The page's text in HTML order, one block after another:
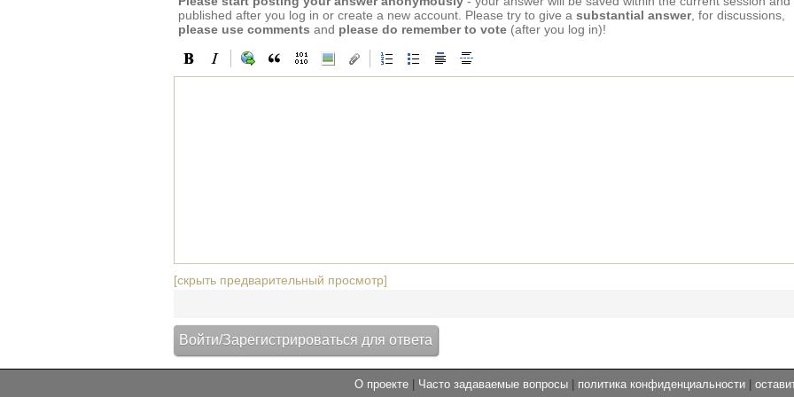
published after you log in or create a new account. Please try to give a substantial answer, for discussions,
please use comments and please do remember to vote (after you log in)!
[скрыть предварительный просмотр]
О проекте Часто задаваемые вопросы политика конфиденциальности